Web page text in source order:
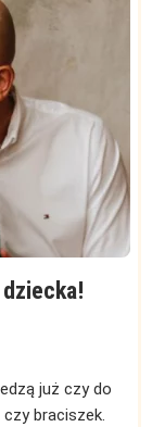
już czy do
braciszek.